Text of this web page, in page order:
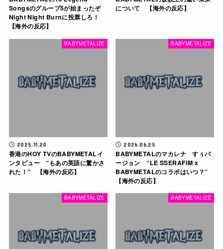
Songsのグループ5が始まったぞ
Night Night Burnに投票しろ！
【海外の反応】
について 【海外の反応】
BABYMETALIZE
2025.11.20
香港のHOY TVのBABYMETALイ
ンタビュー “もあの英語に驚かさ
れた！” 【海外の反応】
BABYMETALIZE
2026.06.25
BABYMETALのマカレナ すぅバ
ージョン “LE SSERAFIM x
BABYMETALのコラボはいつ？”
【海外の反応】
BABYMETALIZE BABYMETALIZE